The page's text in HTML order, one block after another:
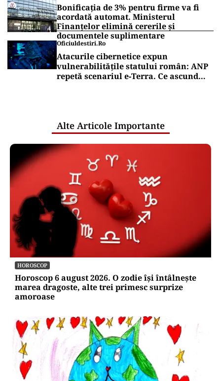
Bonificația de 3% pentru firme va fi
acordată automat. Ministerul
Finanțelor elimină cererile și
documentele suplimentare
Oficiuldestiri.ro
Atacurile cibernetice expun
vulnerabilitățile statului român: ANP
repetă scenariul e‑Terra. Ce ascund
Alte Articole Importante
HOROSCOP
Horoscop 6 august 2026. O zodie își întâlnește
marea dragoste, alte trei primesc surprize
amoroase